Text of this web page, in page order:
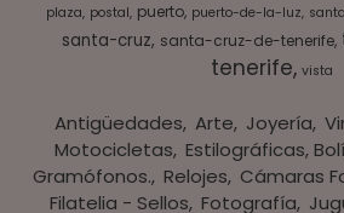
plaza postal puerto puerto-de-la-luz santa
santa-cruz santa-cruz-de-tenerife
tenerife vista
Antigüedades Arte Joyería
Motocicletas Estilográficas,
Gramófonos. Relojes Cámaras
Filatelia - Sellos Fotografía